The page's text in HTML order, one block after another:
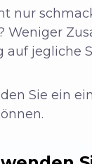
nur
Weniger
auf jegliche
Sie ein